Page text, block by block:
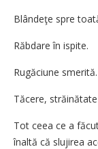
Blândeţe spre
Răbdare în ispite.
Rugăciune smerită.
Tăcere,
Tot ceea ce a
înaltă că slujirea